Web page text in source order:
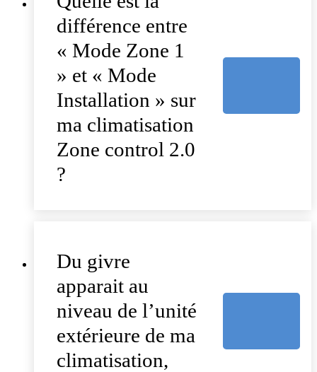
différence entre
« Mode Zone 1
» et « Mode
Installation » sur
ma climatisation
Zone control 2.0
?
Du givre
apparait au
niveau de l’unité
extérieure de ma
climatisation,